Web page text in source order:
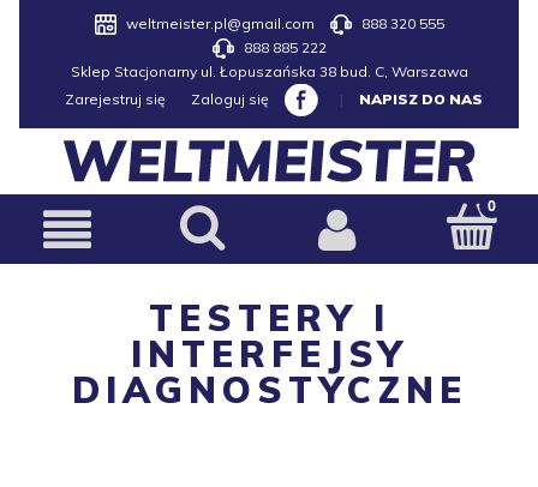
weltmeister.pl@gmail.com
888 320 555
888 885 222
Sklep Stacjonarny ul. Łopuszańska 38 bud. C, Warszawa
Zarejestruj się
Zaloguj się | NAPISZ DO NAS
TESTERY I
INTERFEJSY
DIAGNOSTYCZNE